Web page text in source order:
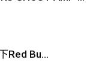
Red Bu...